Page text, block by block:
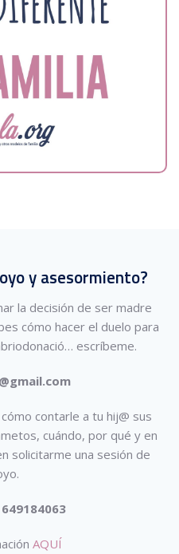
y asesormiento?
la decisión de ser madre
cómo hacer el duelo para
escríbeme.
contarle a tu hij@ sus
cuándo, por qué y en
solicitarme una sesión de
AQUÍ